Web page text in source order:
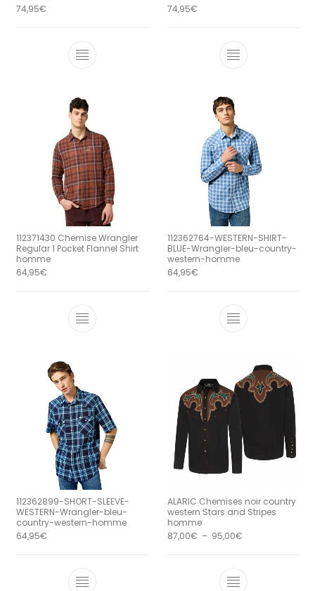
74,95€
Ce produit a plusieurs variations.
74,95€
Ce produit a
112371430 Chemise Wrangler
Regular 1 Pocket Flannel Shirt
homme
64,95€
Ce produit a plusieurs variations.
112362764-WESTERN-SHIRT-
BLUE-Wrangler-bleu-country-
western-homme
64,95€
Ce produit a
112362899-SHORT-SLEEVE-
WESTERN-Wrangler-bleu-
country-western-homme
64,95€
ALARIC Chemises noir country
western Stars and Stripes
homme
87,00€ – 95,00€Plage de prix :